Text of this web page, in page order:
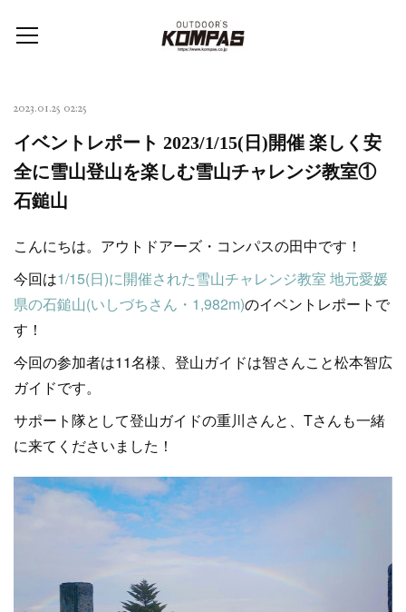
2023.01.25 02:25
イベントレポート 2023/1/15(日)開催 楽しく安
全に雪山登山を楽しむ雪山チャレンジ教室①
石鎚山
こんにちは。アウトドアーズ・コンパスの田中です！
今回は1/15(日)に開催された雪山チャレンジ教室 地元愛媛
県の石鎚山(いしづちさん・1,982m)のイベントレポートで
す！
今回の参加者は11名様、登山ガイドは智さんこと松本智広
ガイドです。
サポート隊として登山ガイドの重川さんと、Tさんも一緒
に来てくださいました！